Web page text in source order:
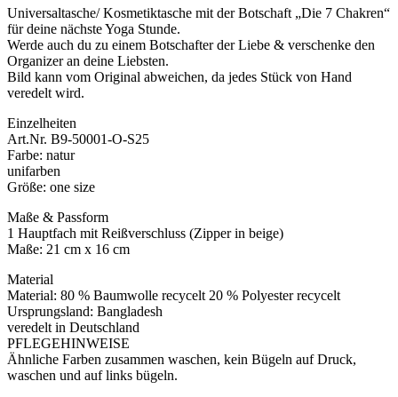
Universaltasche/ Kosmetiktasche mit der Botschaft „Die 7 Chakren“
für deine nächste Yoga Stunde.
Werde auch du zu einem Botschafter der Liebe & verschenke den
Organizer an deine Liebsten.
Bild kann vom Original abweichen, da jedes Stück von Hand
veredelt wird.
Einzelheiten
Art.Nr. B9-50001-O-S25
Farbe: natur
unifarben
Größe: one size
Maße & Passform
1 Hauptfach mit Reißverschluss (Zipper in beige)
Maße: 21 cm x 16 cm
Material
Material: 80 % Baumwolle recycelt 20 % Polyester recycelt
Ursprungsland: Bangladesh
veredelt in Deutschland
PFLEGEHINWEISE
Ähnliche Farben zusammen waschen, kein Bügeln auf Druck,
waschen und auf links bügeln.